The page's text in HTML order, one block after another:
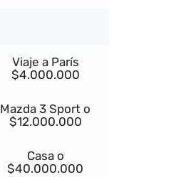
Viaje a París
$4.000.000
Mazda 3 Sport o
$12.000.000
Casa o
$40.000.000